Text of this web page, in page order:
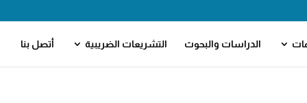
الدراسات والبحوث التشريعات الضريبية أتصل بنا